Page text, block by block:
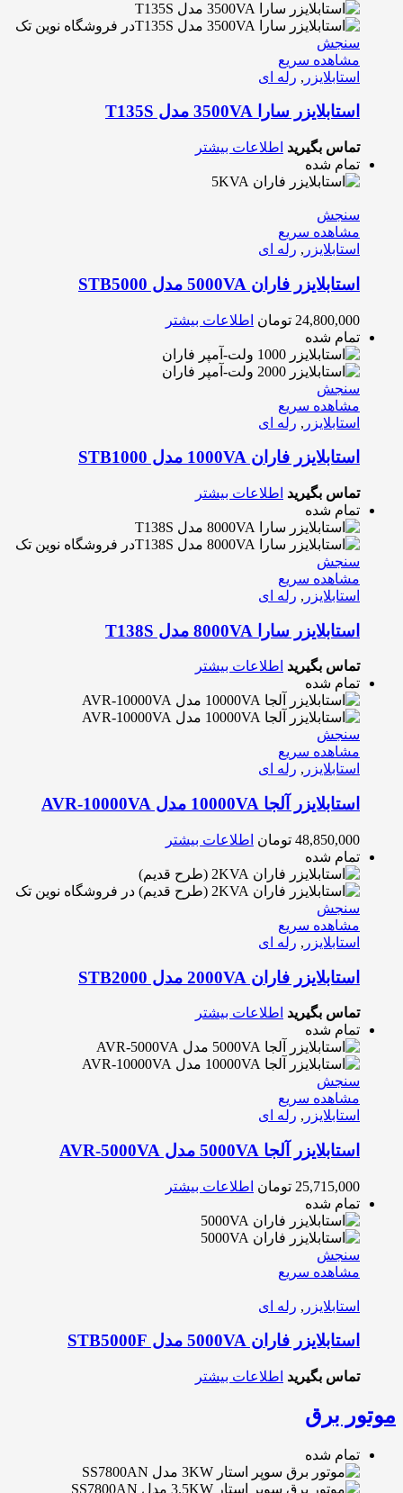
سنجش
مشاهده سریع
استابلایزر , رله ای
استابلایزر سارا 3500VA مدل T135S
تماس بگیرید اطلاعات بیشتر
تمام شده
سنجش
مشاهده سریع
استابلایزر , رله ای
استابلایزر فاران 5000VA مدل STB5000
24,800,000 تومان اطلاعات بیشتر
تمام شده
سنجش
مشاهده سریع
استابلایزر , رله ای
استابلایزر فاران 1000VA مدل STB1000
تماس بگیرید اطلاعات بیشتر
تمام شده
سنجش
مشاهده سریع
استابلایزر , رله ای
استابلایزر سارا 8000VA مدل T138S
تماس بگیرید اطلاعات بیشتر
تمام شده
سنجش
مشاهده سریع
استابلایزر , رله ای
استابلایزر آلجا 10000VA مدل AVR-10000VA
48,850,000 تومان اطلاعات بیشتر
تمام شده
سنجش
مشاهده سریع
استابلایزر , رله ای
استابلایزر فاران 2000VA مدل STB2000
تماس بگیرید اطلاعات بیشتر
تمام شده
سنجش
مشاهده سریع
استابلایزر , رله ای
استابلایزر آلجا 5000VA مدل AVR-5000VA
25,715,000 تومان اطلاعات بیشتر
تمام شده
سنجش
مشاهده سریع
استابلایزر , رله ای
استابلایزر فاران 5000VA مدل STB5000F
تماس بگیرید اطلاعات بیشتر
موتور برق
تمام شده